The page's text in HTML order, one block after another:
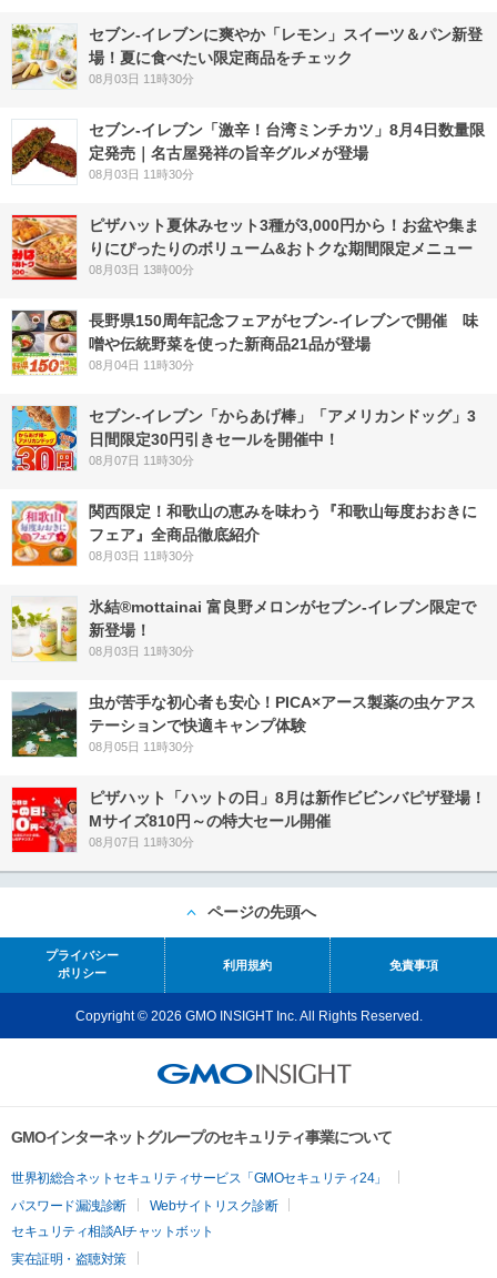
セブン‐イレブンに爽やか「レモン」スイーツ＆パン新登
場！夏に食べたい限定商品をチェック
08月03日 11時30分
セブン-イレブン「激辛！台湾ミンチカツ」8月4日数量限
定発売｜名古屋発祥の旨辛グルメが登場
08月03日 11時30分
ピザハット夏休みセット3種が3,000円から！お盆や集ま
りにぴったりのボリューム&おトクな期間限定メニュー
08月03日 13時00分
長野県150周年記念フェアがセブン-イレブンで開催 味
噌や伝統野菜を使った新商品21品が登場
08月04日 11時30分
セブン‐イレブン「からあげ棒」「アメリカンドッグ」3
日間限定30円引きセールを開催中！
08月07日 11時30分
関西限定！和歌山の恵みを味わう『和歌山毎度おおきに
フェア』全商品徹底紹介
08月03日 11時30分
氷結®mottainai 富良野メロンがセブン‐イレブン限定で
新登場！
08月03日 11時30分
虫が苦手な初心者も安心！PICA×アース製薬の虫ケアス
テーションで快適キャンプ体験
08月05日 11時30分
ピザハット「ハットの日」8月は新作ビビンバピザ登場！
Mサイズ810円～の特大セール開催
08月07日 11時30分
ページの先頭へ
プライバシー
ポリシー
利用規約 免責事項
Copyright © 2026 GMO INSIGHT Inc. All Rights Reserved.
GMOインターネットグループのセキュリティ事業について
世界初総合ネットセキュリティサービス「GMOセキュリティ24」
パスワード漏洩診断
Webサイトリスク診断
セキュリティ相談AIチャットボット
実在証明・盗聴対策